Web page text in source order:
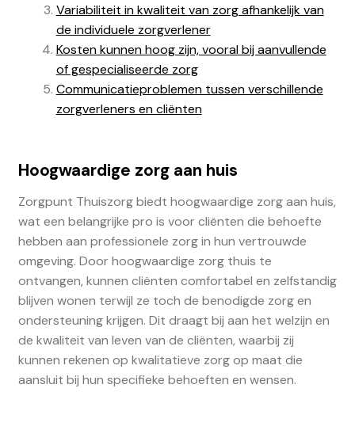
Variabiliteit in kwaliteit van zorg afhankelijk van
de individuele zorgverlener
Kosten kunnen hoog zijn, vooral bij aanvullende
of gespecialiseerde zorg
Communicatieproblemen tussen verschillende
zorgverleners en cliënten
Hoogwaardige zorg aan huis
Zorgpunt Thuiszorg biedt hoogwaardige zorg aan huis,
wat een belangrijke pro is voor cliënten die behoefte
hebben aan professionele zorg in hun vertrouwde
omgeving. Door hoogwaardige zorg thuis te
ontvangen, kunnen cliënten comfortabel en zelfstandig
blijven wonen terwijl ze toch de benodigde zorg en
ondersteuning krijgen. Dit draagt bij aan het welzijn en
de kwaliteit van leven van de cliënten, waarbij zij
kunnen rekenen op kwalitatieve zorg op maat die
aansluit bij hun specifieke behoeften en wensen.